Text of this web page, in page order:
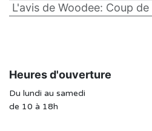
L'avis de Woodee: Coup
Heures d'ouverture
Du lundi au samedi
de 10 à 18h